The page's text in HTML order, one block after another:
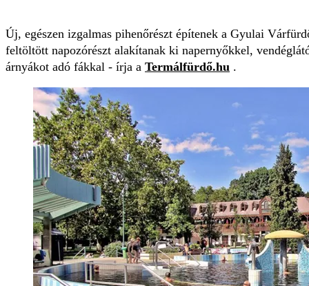
Új, egészen izgalmas pihenőrészt építenek a Gyulai
feltöltött napozórészt alakítanak ki napernyőkkel,
árnyákot adó fákkal - írja a Termálfürdő.hu .